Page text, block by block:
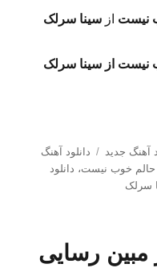
نیست از سینا سرلک
نیست از سینا سرلک
آهنگ جدید برچسب‌ها
دانلود آهنگ
حالم خوب نیست، دانلود
سرلک
مبین رسایی